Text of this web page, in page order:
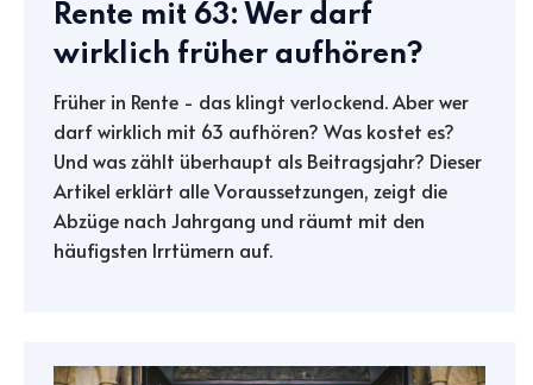
Rente mit 63: Wer darf
wirklich früher aufhören?
Früher in Rente - das klingt verlockend. Aber wer
darf wirklich mit 63 aufhören? Was kostet es?
Und was zählt überhaupt als Beitragsjahr? Dieser
Artikel erklärt alle Voraussetzungen, zeigt die
Abzüge nach Jahrgang und räumt mit den
häufigsten Irrtümern auf.